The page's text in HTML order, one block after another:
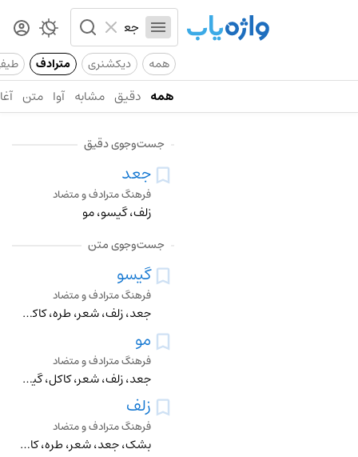
همه دیکشنری مترادف
همه دقیق مشابه آوا متن
جست‌وجوی دقیق
جعد
فرهنگ مترادف و متضاد
زلف، گیسو، مو
جست‌وجوی متن
گیسو
فرهنگ مترادف و متضاد
جعد، زلف، شعر، طره، کاکل، گیس، مو
مو
فرهنگ مترادف و متضاد
جعد، زلف، شعر، کاکل، گیس، گیسو
زلف
فرهنگ مترادف و متضاد
بشک، جعد، شعر، طره، کاکل، گلاله، گیسو، گیس، مو